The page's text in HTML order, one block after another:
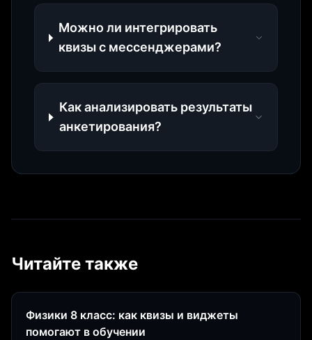
Можно ли интегрировать
квизы с мессенджерами?
Как анализировать результаты
анкетирования?
Читайте также
Физики 8 класс: как квизы и виджеты
помогают в обучении